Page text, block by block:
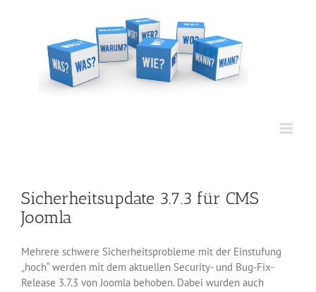
Sicherheitsupdate 3.7.3 für CMS
Joomla
Mehrere schwere Sicherheitsprobleme mit der Einstufung
„hoch“ werden mit dem aktuellen Security- und Bug-Fix-
Release 3.7.3 von Joomla behoben. Dabei wurden auch